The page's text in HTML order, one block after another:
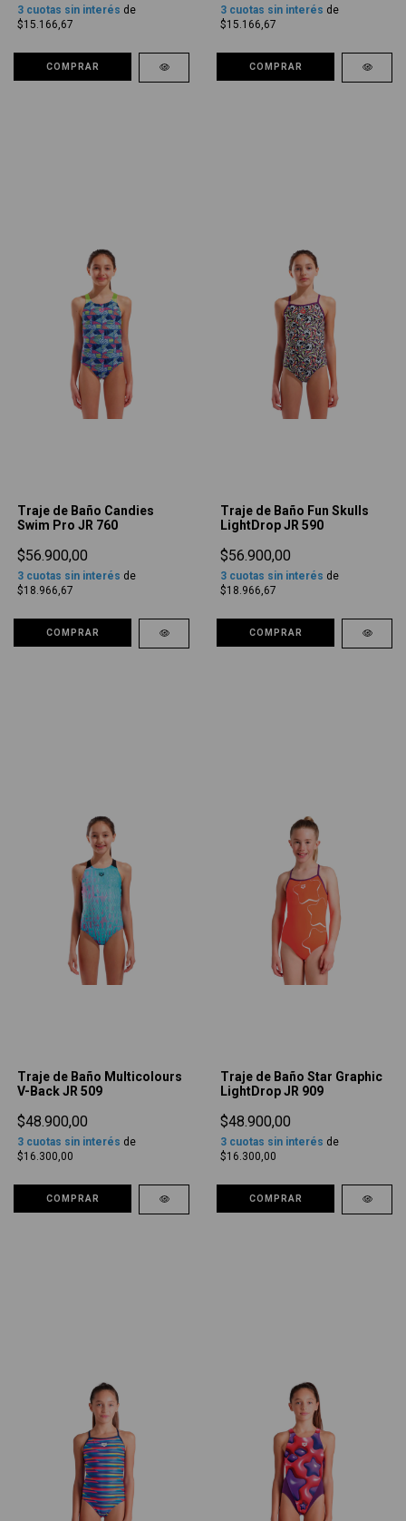
3 cuotas sin interés de
$15.166,67
COMPRAR
3 cuotas sin interés de
$15.166,67
COMPRAR
Traje de Baño Candies
Swim Pro JR 760
$56.900,00
3 cuotas sin interés de
$18.966,67
COMPRAR
Traje de Baño Fun Skulls
LightDrop JR 590
$56.900,00
3 cuotas sin interés de
$18.966,67
COMPRAR
Traje de Baño Multicolours
V-Back JR 509
$48.900,00
3 cuotas sin interés de
$16.300,00
COMPRAR
Traje de Baño Star Graphic
LightDrop JR 909
$48.900,00
3 cuotas sin interés de
$16.300,00
COMPRAR